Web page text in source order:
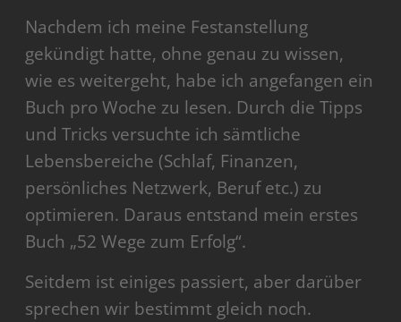
Nachdem ich meine Festanstellung
gekündigt hatte, ohne genau zu wissen,
wie es weitergeht, habe ich angefangen ein
Buch pro Woche zu lesen. Durch die Tipps
und Tricks versuchte ich sämtliche
Lebensbereiche (Schlaf, Finanzen,
persönliches Netzwerk, Beruf etc.) zu
optimieren. Daraus entstand mein erstes
Buch „52 Wege zum Erfolg“.
Seitdem ist einiges passiert, aber darüber
sprechen wir bestimmt gleich noch.